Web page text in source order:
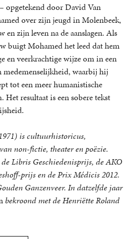
– opgetekend door David Van
over zijn jeugd in Molenbeek,
zijn leven na de aanslagen. Als
buigt Mohamed het leed dat hem
en veerkrachtige wijze om in een
medemenselijkheid, waarbij hij
tot een meer humanistische
Het resultaat is een sobere tekst
is cultuurhistoricus,
non-fictie, theater en poëzie.
Libris Geschiedenisprijs, de AKO
prijs en de Prix Médicis 2012.
Ganzenveer. In datzelfde jaar
bekroond met de Henriëtte Roland